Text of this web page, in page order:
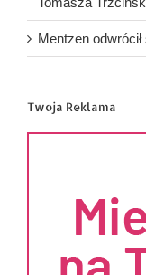
Mentzen
Twoja Reklama